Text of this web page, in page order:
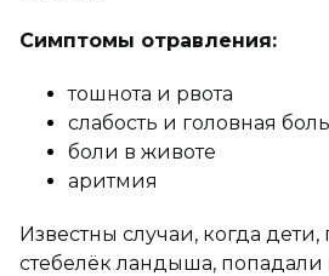
Симптомы отравления:
тошнота и рвота
слабость и головная боль
боли в животе
аритмия
Известны случаи, когда
стебелёк ландыша,